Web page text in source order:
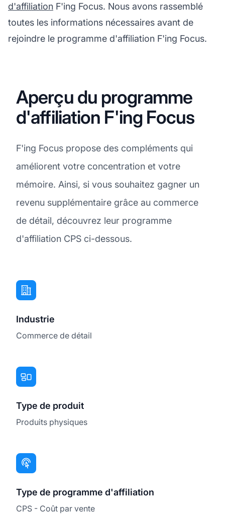
d'affiliation F'ing Focus. Nous avons rassemblé
toutes les informations nécessaires avant de
rejoindre le programme d'affiliation F'ing Focus.
Aperçu du programme
d'affiliation F'ing Focus
F'ing Focus propose des compléments qui
améliorent votre concentration et votre
mémoire. Ainsi, si vous souhaitez gagner un
revenu supplémentaire grâce au commerce
de détail, découvrez leur programme
d'affiliation CPS ci-dessous.
Industrie
Commerce de détail
Type de produit
Produits physiques
Type de programme d'affiliation
CPS - Coût par vente